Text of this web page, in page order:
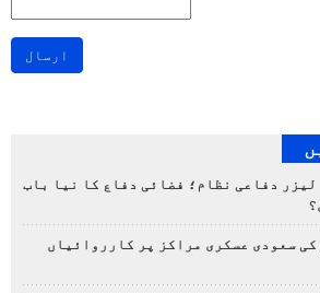
ارسال
لیزر دفاعی نظام؛ فضائی دفاع کا نیا باب
کی سعودی عسکری مراکز پر کارروائیاں